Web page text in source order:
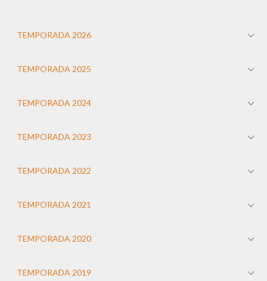
TEMPORADA 2026
TEMPORADA 2025
TEMPORADA 2024
TEMPORADA 2023
TEMPORADA 2022
TEMPORADA 2021
TEMPORADA 2020
TEMPORADA 2019